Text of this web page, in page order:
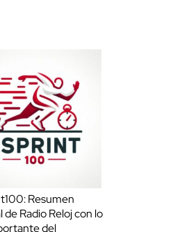
Resumen
de Radio Reloj con lo
del